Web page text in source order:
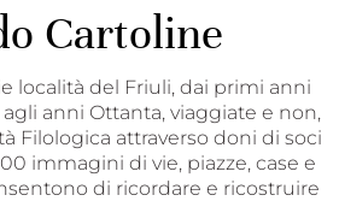
Cartoline
località del Friuli, dai primi anni
anni Ottanta, viaggiate e non,
Filologica attraverso doni di soci
immagini di vie, piazze, case e
di ricordare e ricostruire